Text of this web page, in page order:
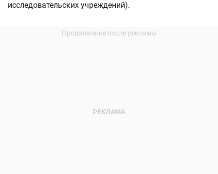
исследовательских учреждений).